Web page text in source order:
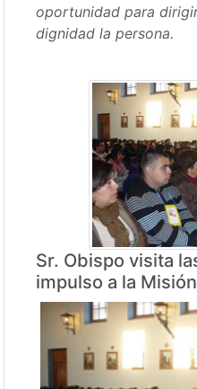
oportunidad para
dignidad la persona.
Sr. Obispo visita
impulso a la